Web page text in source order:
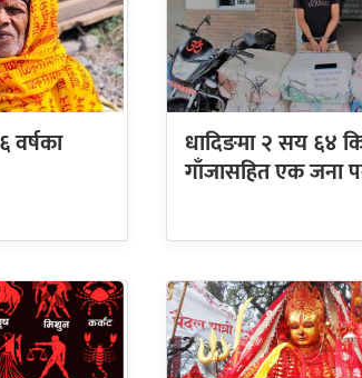
धादिङमा २ सय ६४
गाँजासहित एक जना
वर्षका